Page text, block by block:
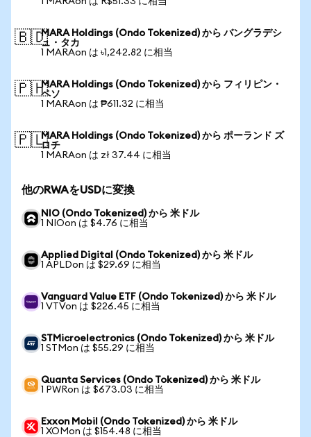
🇧🇩MARA Holdings (Ondo Tokenized) から バングラデシ
ュ・タカ
1 MARAon は ৳1,242.82 に相当
🇵🇭MARA Holdings (Ondo Tokenized) から フィリピン・
ペソ
1 MARAon は ₱611.32 に相当
🇵🇱MARA Holdings (Ondo Tokenized) から ポーランド ズ
ロチ
1 MARAon は zł 37.44 に相当
他のRWAをUSDに変換
NIO (Ondo Tokenized) から 米ドル
1 NIOon は $4.76 に相当
Applied Digital (Ondo Tokenized) から 米ドル
1 APLDon は $29.69 に相当
Vanguard Value ETF (Ondo Tokenized) から 米ドル
1 VTVon は $226.45 に相当
STMicroelectronics (Ondo Tokenized) から 米ドル
1 STMon は $55.29 に相当
Quanta Services (Ondo Tokenized) から 米ドル
1 PWRon は $673.03 に相当
Exxon Mobil (Ondo Tokenized) から 米ドル
1 XOMon は $154.48 に相当